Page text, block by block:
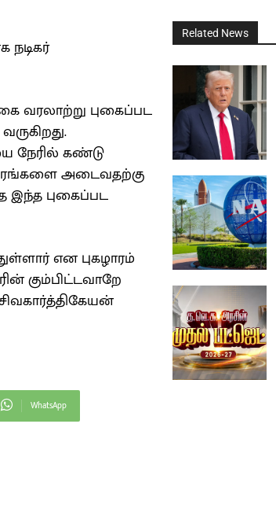
வரலாற்று புகைப்பட
நேரில் கண்டு
அடைவதற்கு
இந்த புகைப்பட
என புகழாரம்
கும்பிட்டவாறே
WhatsApp
Related News